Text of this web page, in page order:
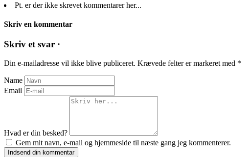
Pt. er der ikke skrevet kommentarer her...
Skriv en kommentar
Skriv et svar ·
Din e-mailadresse vil ikke blive publiceret. Krævede felter er markeret med *
Name
Email
Hvad er din besked?
Gem mit navn, e-mail og hjemmeside til næste gang jeg kommenterer.
Indsend din kommentar